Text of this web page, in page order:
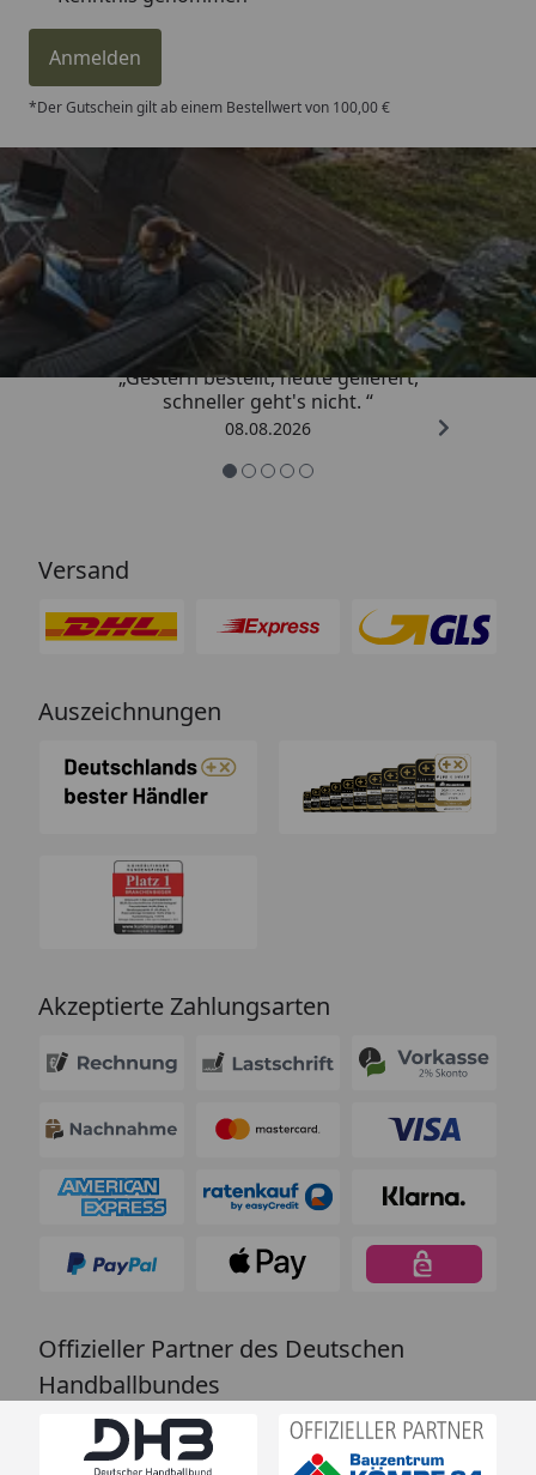
Anmelden
*Der Gutschein gilt ab einem Bestellwert von 100,00 €
Trusted Shops
4,81/ 5
„Gestern bestellt, heute geliefert,
schneller geht's nicht. “
08.08.2026
Versand
Auszeichnungen
Akzeptierte Zahlungsarten
Offizieller Partner des Deutschen
Handballbundes